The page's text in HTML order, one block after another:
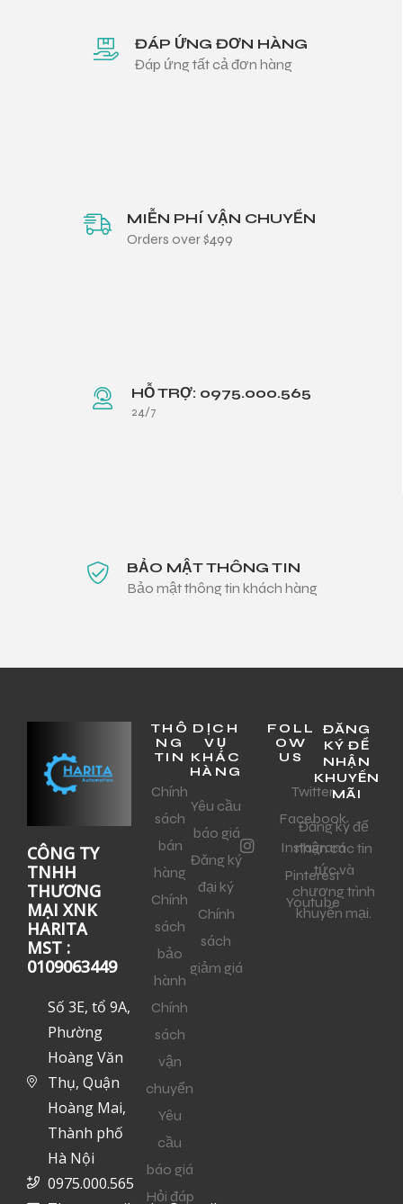
ĐÁP ỨNG ĐƠN HÀNG
Đáp ứng tất cả đơn hàng
MIỄN PHÍ VẬN CHUYỂN
Orders over $499
HỖ TRỢ: 0975.000.565
24/7
BẢO MẬT THÔNG TIN
Bảo mật thông tin khách hàng
CÔNG TY
TNHH
THƯƠNG
MẠI XNK
HARITA
MST :
0109063449
Số 3E, tổ 9A,
Phường
Hoàng Văn
Thụ, Quận
Hoàng Mai,
Thành phố
Hà Nội
0975.000.565
THÔ
NG
TIN
Chính
sách
bán
hàng
Chính
sách
bảo
hành
Chính
sách
vận
chuyển
Yêu
cầu
báo giá
Hỏi đáp
DỊCH
VỤ
KHÁC
HÀNG
Yêu cầu
báo giá
Đăng ký
đại ký
Chính
sách
giảm giá
FOLL
OW
US
Twitter
Facebook
Instagram
Pinterest
Youtube
ĐĂNG
KÝ ĐỂ
NHẬN
KHUYẾN
MÃI
Đăng ký để
nhận các tin
tức và
chương trình
khuyến mại.